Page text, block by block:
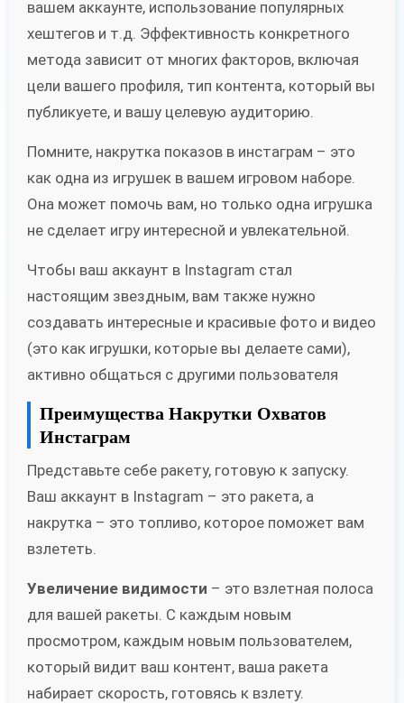
вашем аккаунте, использование популярных
хештегов и т.д. Эффективность конкретного
метода зависит от многих факторов, включая
цели вашего профиля, тип контента, который вы
публикуете, и вашу целевую аудиторию.
Помните, накрутка показов в инстаграм – это
как одна из игрушек в вашем игровом наборе.
Она может помочь вам, но только одна игрушка
не сделает игру интересной и увлекательной.
Чтобы ваш аккаунт в Instagram стал
настоящим звездным, вам также нужно
создавать интересные и красивые фото и видео
(это как игрушки, которые вы делаете сами),
активно общаться с другими пользователя
Преимущества Накрутки Охватов
Инстаграм
Представьте себе ракету, готовую к запуску.
Ваш аккаунт в Instagram – это ракета, а
накрутка – это топливо, которое поможет вам
взлететь.
Увеличение видимости – это взлетная полоса
для вашей ракеты. С каждым новым
просмотром, каждым новым пользователем,
который видит ваш контент, ваша ракета
набирает скорость, готовясь к взлету.